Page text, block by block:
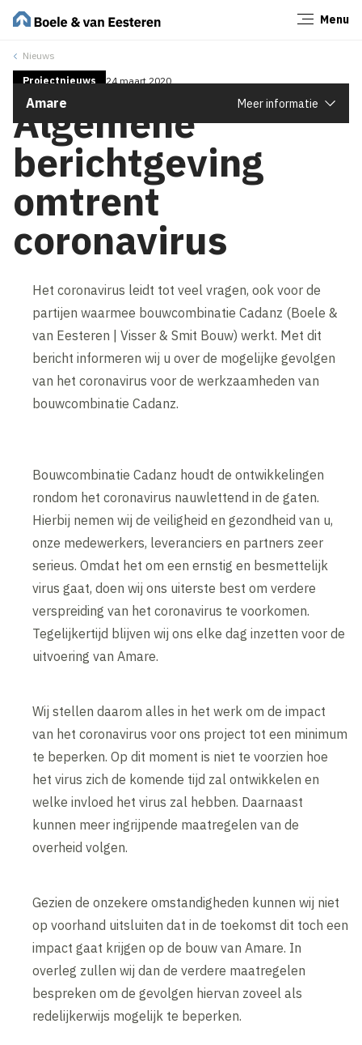
Menu
Nieuws
Amare Meer informatie
Projectnieuws 24 maart 2020
Algemene
berichtgeving
omtrent
coronavirus
Het coronavirus leidt tot veel vragen, ook voor de
partijen waarmee bouwcombinatie Cadanz (Boele &
van Eesteren | Visser & Smit Bouw) werkt. Met dit
bericht informeren wij u over de mogelijke gevolgen
van het coronavirus voor de werkzaamheden van
bouwcombinatie Cadanz.
Bouwcombinatie Cadanz houdt de ontwikkelingen
rondom het coronavirus nauwlettend in de gaten.
Hierbij nemen wij de veiligheid en gezondheid van u,
onze medewerkers, leveranciers en partners zeer
serieus. Omdat het om een ernstig en besmettelijk
virus gaat, doen wij ons uiterste best om verdere
verspreiding van het coronavirus te voorkomen.
Tegelijkertijd blijven wij ons elke dag inzetten voor de
uitvoering van Amare.
Wij stellen daarom alles in het werk om de impact
van het coronavirus voor ons project tot een minimum
te beperken. Op dit moment is niet te voorzien hoe
het virus zich de komende tijd zal ontwikkelen en
welke invloed het virus zal hebben. Daarnaast
kunnen meer ingrijpende maatregelen van de
overheid volgen.
Gezien de onzekere omstandigheden kunnen wij niet
op voorhand uitsluiten dat in de toekomst dit toch een
impact gaat krijgen op de bouw van Amare. In
overleg zullen wij dan de verdere maatregelen
bespreken om de gevolgen hiervan zoveel als
redelijkerwijs mogelijk te beperken.
Sluiten